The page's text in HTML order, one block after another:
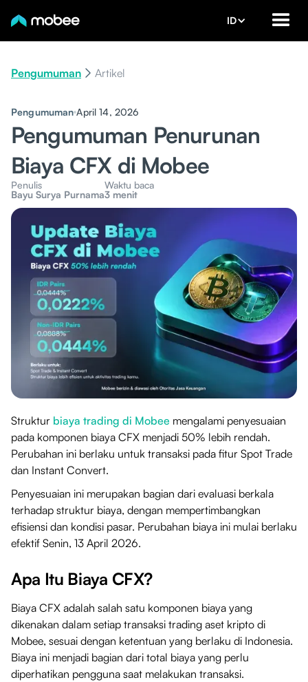
ID
Pengumuman Artikel
Pengumuman April 14, 2026
Pengumuman Penurunan
Biaya CFX di Mobee
Penulis
Bayu Surya Purnama
Waktu baca
3 menit
Struktur biaya trading di Mobee mengalami penyesuaian
pada komponen biaya CFX menjadi 50% lebih rendah.
Perubahan ini berlaku untuk transaksi pada fitur Spot Trade
dan Instant Convert.
Penyesuaian ini merupakan bagian dari evaluasi berkala
terhadap struktur biaya, dengan mempertimbangkan
efisiensi dan kondisi pasar. Perubahan biaya ini mulai berlaku
efektif Senin, 13 April 2026.
Apa Itu Biaya CFX?
Biaya CFX adalah salah satu komponen biaya yang
dikenakan dalam setiap transaksi trading aset kripto di
Mobee, sesuai dengan ketentuan yang berlaku di Indonesia.
Biaya ini menjadi bagian dari total biaya yang perlu
diperhatikan pengguna saat melakukan transaksi.